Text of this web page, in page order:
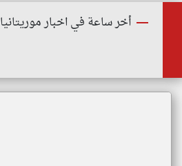
أخر ساعة في اخبار موريتانيا